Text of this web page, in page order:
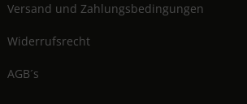
Versand und Zahlungsbedingungen
Widerrufsrecht
AGB´s